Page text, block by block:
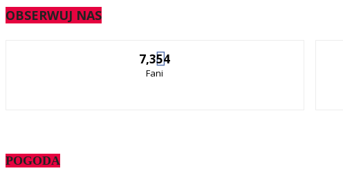
OBSERWUJ NAS
7,354
Fani
POGODA